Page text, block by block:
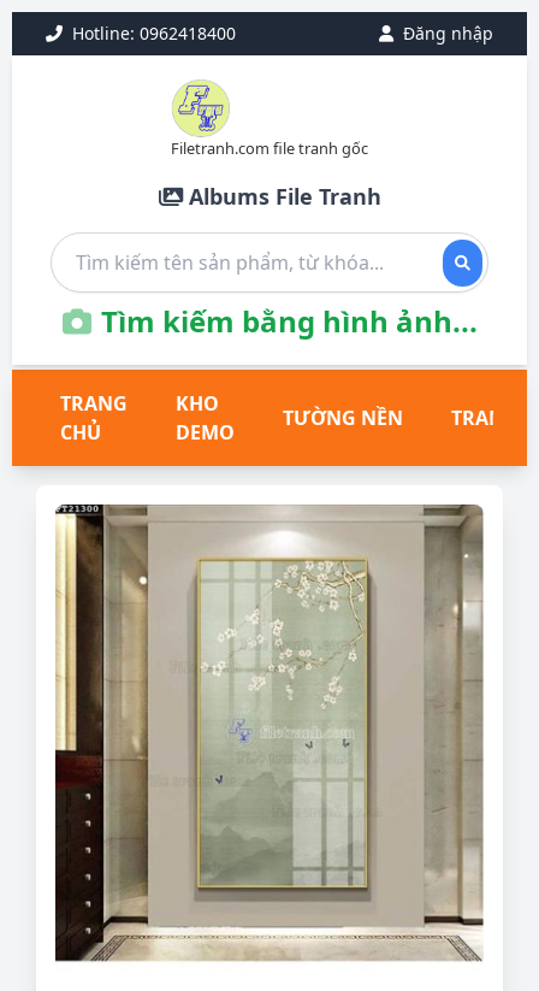
Hotline: 0962418400 Đăng nhập
Filetranh.com file tranh gốc
Albums File Tranh
Tìm kiếm bằng hình ảnh...
TRANG
CHỦ
KHO
DEMO
TƯỜNG NỀN TRANH